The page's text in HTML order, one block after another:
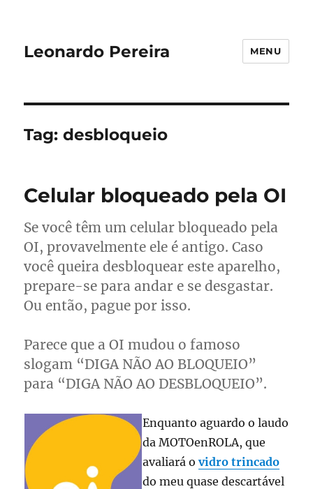
Leonardo Pereira MENU
Tag:desbloqueio
Celular bloqueado pela OI
Se você têm um celular bloqueado pela
OI, provavelmente ele é antigo. Caso
você queira desbloquear este aparelho,
prepare-se para andar e se desgastar.
Ou então, pague por isso.
Parece que a OI mudou o famoso
slogam “DIGA NÃO AO BLOQUEIO”
para “DIGA NÃO AO DESBLOQUEIO”.
Enquanto aguardo o laudo
da MOTOenROLA, que
avaliará ovidro trincado
do meu quase descartável